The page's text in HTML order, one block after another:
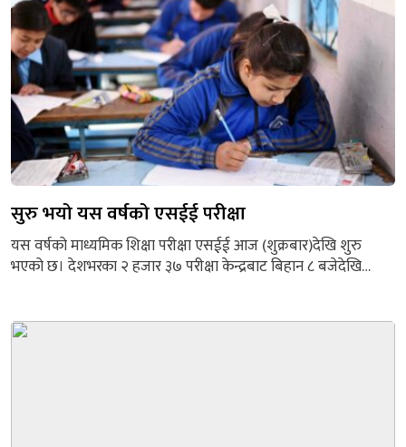
सुरु भयो यस वर्षको एसईई परीक्षा
यस वर्षको माध्यमिक शिक्षा परीक्षा एसईई आज (शुक्रबार)देखि शुरु
भएको छ। देशभरका २ हजार ३७ परीक्षा केन्द्रबाट बिहान ८ बजेदेखि
हजार ५ सय ६४ निजी गरी ११ हजार ४ सय २९ विद्यालयका ५ लाख...